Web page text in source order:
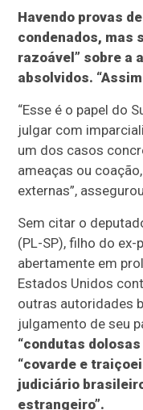
Havendo provas
condenados, mas
razoável” sobre a
absolvidos.
“Esse é o papel do
julgar com
um dos casos
ameaças ou
externas”,
Sem citar o
(PL-SP), filho do
abertamente em
Estados Unidos
outras autoridades
julgamento de seu
“condutas
“covarde e
judiciário
estrangeiro”.